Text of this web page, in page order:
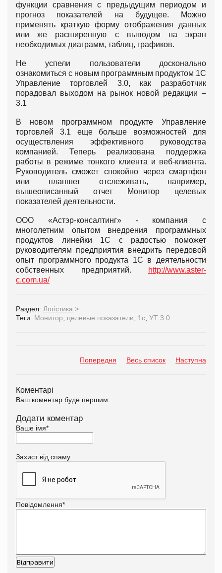
функции сравнения с предыдущим периодом и
прогноз показателей на будущее. Можно
применять краткую форму отображения данных
или же расширенную с выводом на экран
необходимых диаграмм, таблиц, графиков.
Не успели пользователи досконально
ознакомиться с новым программным продуктом 1С
Управление торговлей 3.0, как разработчик
порадовал выходом на рынок новой редакции –
3.1
В новом программном продукте Управление
торговлей 3.1 еще больше возможностей для
осуществления эффективного руководства
компанией. Теперь реализована поддержка
работы в режиме тонкого клиента и веб-клиента.
Руководитель сможет спокойно через смартфон
или планшет отслеживать, например,
вышеописанный отчет Монитор целевых
показателей деятельности.
ООО «Астэр-консалтинг» - компания с
многолетним опытом внедрения программных
продуктов линейки 1С с радостью поможет
руководителям предприятия внедрить передовой
опыт программного продукта 1С в деятельности
собственных предприятий.
http://www.aster-
c.com.ua/
Раздел: Логістика >
Теги: Монитор целевые показатели 1с УТ 3.0
Попередня Весь список Наступна
Коментарі
Ваш коментар буде першим.
Додати коментар
Ваше імя*
Захист від спаму
Повідомлення*